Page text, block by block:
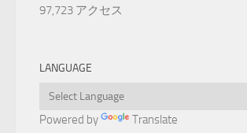
97,723 アクセス
LANGUAGE
Powered by Translate